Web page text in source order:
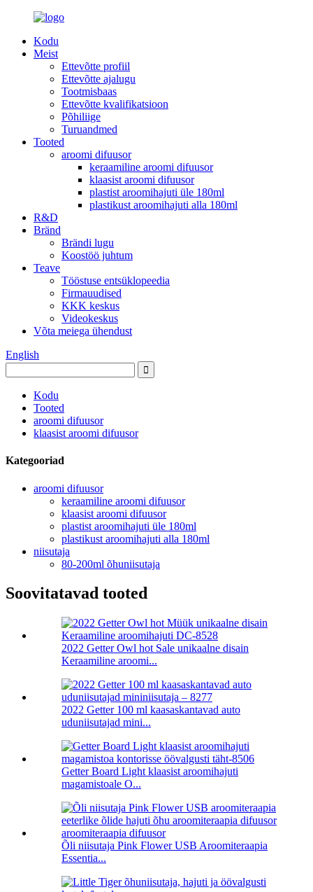
Kodu
Meist
Ettevõtte profiil
Ettevõtte ajalugu
Tootmisbaas
Ettevõtte kvalifikatsioon
Põhiliige
Turuandmed
Tooted
aroomi difuusor
keraamiline aroomi difuusor
klaasist aroomi difuusor
plastist aroomihajuti üle 180ml
plastikust aroomihajuti alla 180ml
R&D
Bränd
Brändi lugu
Koostöö juhtum
Teave
Tööstuse entsüklopeedia
Firmauudised
KKK keskus
Videokeskus
Võta meiega ühendust
English
Kodu
Tooted
aroomi difuusor
klaasist aroomi difuusor
Kategooriad
aroomi difuusor
keraamiline aroomi difuusor
klaasist aroomi difuusor
plastist aroomihajuti üle 180ml
plastikust aroomihajuti alla 180ml
niisutaja
80-200ml õhuniisutaja
Soovitatavad tooted
2022 Getter Owl hot Sale unikaalne disain
Keraamiline aroomi...
2022 Getter 100 ml kaasaskantavad auto
uduniisutajad mini...
Getter Board Light klaasist aroomihajuti
magamistoale O...
Õli niisutaja Pink Flower USB Aroomiteraapia
Essentia...